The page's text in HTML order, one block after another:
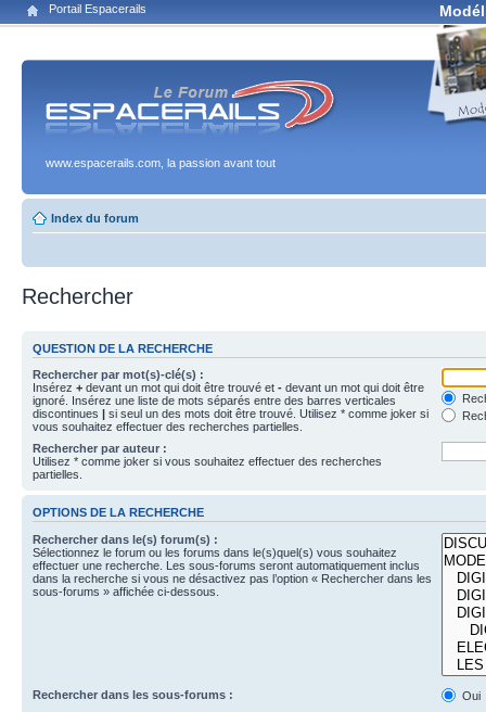
Portail Espacerails
www.espacerails.com, la passion avant tout
Index du forum
Rechercher
QUESTION DE LA RECHERCHE
Rechercher par mot(s)-clé(s) :
Insérez + devant un mot qui doit être trouvé et - devant un mot qui doit être
ignoré. Insérez une liste de mots séparés entre des barres verticales
discontinues | si seul un des mots doit être trouvé. Utilisez * comme joker si
vous souhaitez effectuer des recherches partielles.
Rechercher par auteur :
Utilisez * comme joker si vous souhaitez effectuer des recherches
partielles.
OPTIONS DE LA RECHERCHE
Rechercher dans le(s) forum(s) :
Sélectionnez le forum ou les forums dans le(s)quel(s) vous souhaitez
effectuer une recherche. Les sous-forums seront automatiquement inclus
dans la recherche si vous ne désactivez pas l’option « Rechercher dans les
sous-forums » affichée ci-dessous.
Rechercher dans les sous-forums :
Oui